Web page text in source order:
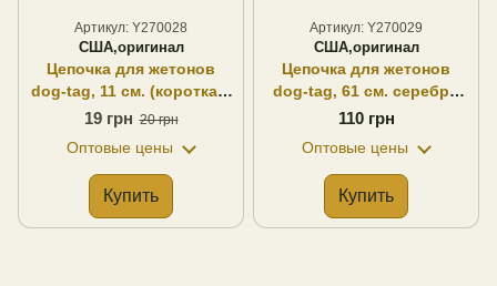
Артикул: Y270028
США,оригинал
Цепочка для жетонов
dog-tag, 11 см. (короткая)
серебро нержавеющая
19 грн 20 грн
Оптовые цены
Купить
Артикул: Y270029
США,оригинал
Цепочка для жетонов
dog-tag, 61 см. серебро
нержавеющая сталь
110 грн
Оптовые цены
Купить